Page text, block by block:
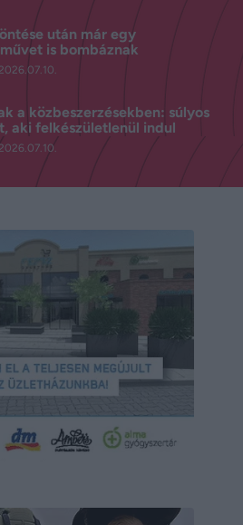
után már egy
is bombáznak
2026.07.10.
a közbeszerzésekben: súlyos
aki felkészületlenül indul
2026.07.10.